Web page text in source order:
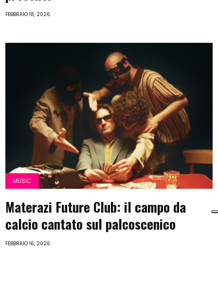
FEBBRAIO 18, 2026
MUSIC
Materazi Future Club: il campo da
calcio cantato sul palcoscenico
FEBBRAIO 16, 2026